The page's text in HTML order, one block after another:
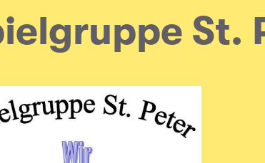
St.